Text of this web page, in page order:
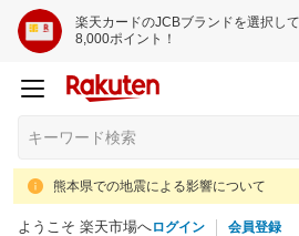
楽天カードのJCBブランドを選択し
8,000ポイント！
熊本県での地震による影響について
ようこそ 楽天市場へログイン 会員登録